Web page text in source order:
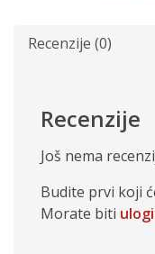
Recenzije (0)
Recenzije
Još nema
Budite prvi koji
Morate biti